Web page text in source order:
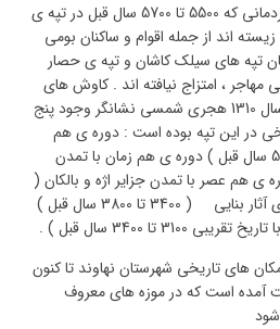
مورخان بر این عقیده اند که مردمانی که 5500 تا 5700 سال قبل در تپه ی
اند از جمله اقوام و ساکنان بومی
تپه های سیلک کاشان و تپه ی حصار
مهاجر ، امتزاج نیافته اند . کاوش های
کامل نشده در تپه ی گیان در سال 1310 هجری شمسی نشانگر وجود پنج
در این تپه بوده است : دوره ی هم
عصری با تمدن عیلام ( 5700 سال قبل ) دوره ی هم زمان با تمدن
) ، دوره ی هم عصر با تمدن جزایر اژه و بالکان (
4000 تا 4500 سال قبل ) دوره ی آثار بنایی ( 3400 تا 3800 سال قبل )
تا 3400 سال قبل ) .
های تاریخی شهرستان نهاوند تا کنون
آمده است که در موزه های معروف